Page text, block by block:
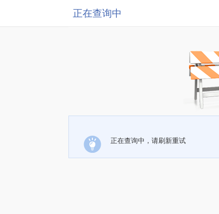
正在查询中
正在查询中，请刷新重试